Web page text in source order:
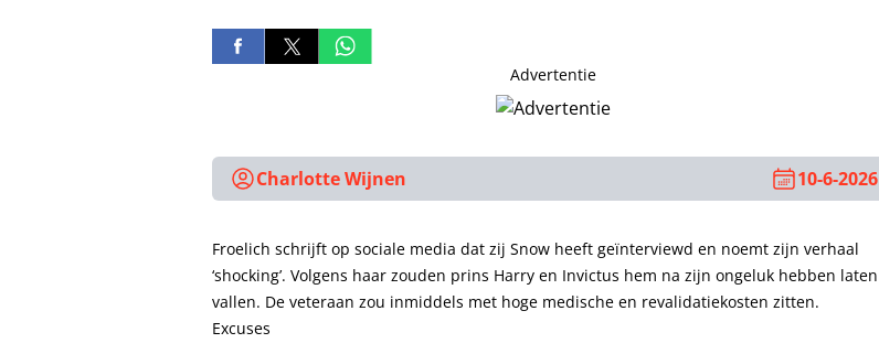
Advertentie
Charlotte Wijnen 10-6-2026
Froelich schrijft op sociale media dat zij Snow heeft geïnterviewd en noemt zijn verhaal
‘shocking’. Volgens haar zouden prins Harry en Invictus hem na zijn ongeluk hebben laten
vallen. De veteraan zou inmiddels met hoge medische en revalidatiekosten zitten.
Excuses